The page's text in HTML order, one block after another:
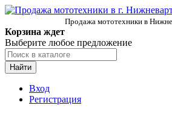
Продажа мототехники в
Корзина ждет
Выберите любое предложение
Найти
Вход
Регистрация